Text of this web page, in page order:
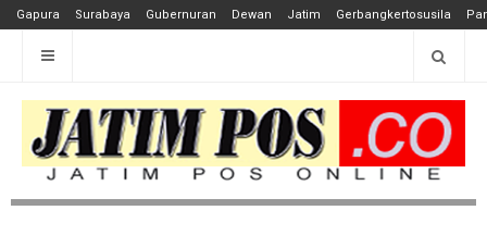
Gapura Surabaya Gubernuran Dewan Jatim Gerbangkertosusila